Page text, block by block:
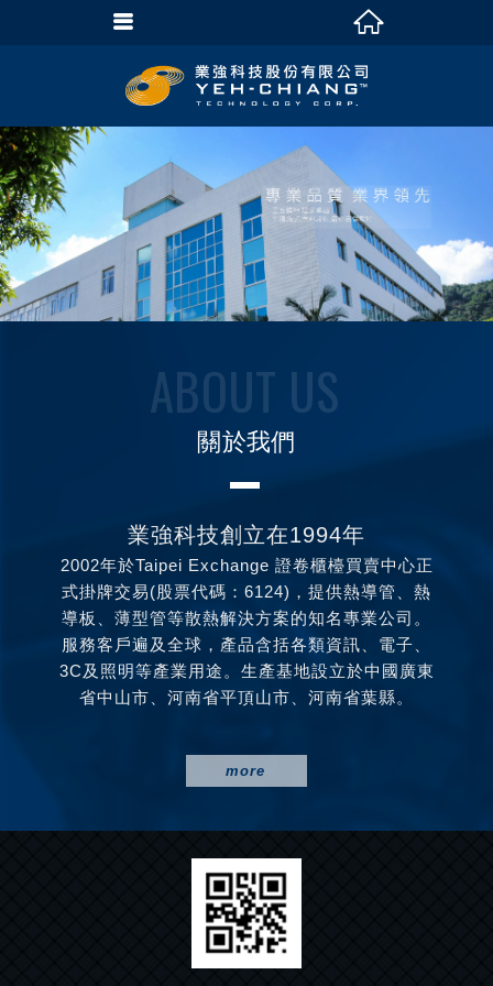
ABOUT US
關於我們
業強科技創立在1994年
2002年於Taipei Exchange 證卷櫃檯買賣中心正
式掛牌交易(股票代碼：6124)，提供熱導管、熱
導板、薄型管等散熱解決方案的知名專業公司。
服務客戶遍及全球，產品含括各類資訊、電子、
3C及照明等產業用途。生產基地設立於中國廣東
省中山市、河南省平頂山市、河南省葉縣。
more